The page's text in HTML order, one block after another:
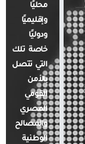
محليًا
وإقليميًا
ودوليًا
خاصة تلك
التي تتصل
بالأمن
القومي
المصري
والمصالح
الوطنية